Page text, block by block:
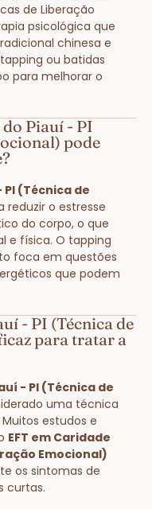
de Liberação
psicológica que
chinesa e
ou batidas
para melhorar o
Piauí - PI
pode
PI (Técnica de
reduzir o estresse
do corpo, o que
e física. O tapping
foca em questões
que podem
- PI (Técnica de
para tratar a
- PI (Técnica de
uma técnica
estudos e
EFT em Caridade
Emocional)
os sintomas de
curtas.